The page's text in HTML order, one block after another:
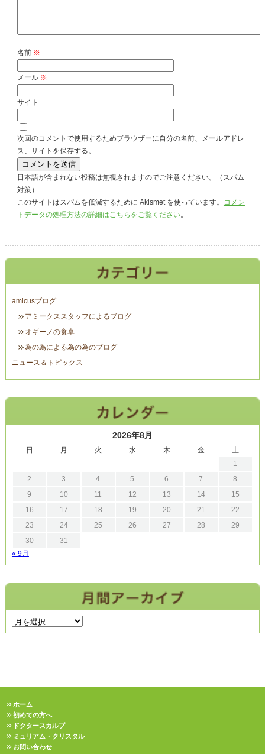
名前 ※
メール ※
サイト
次回のコメントで使用するためブラウザーに自分の名前、メールアドレ
ス、サイトを保存する。
日本語が含まれない投稿は無視されますのでご注意ください。（スパム
対策）
このサイトはスパムを低減するために Akismet を使っています。 コメン
トデータの処理方法の詳細はこちらをご覧ください。
amicusブログ
アミークススタッフによるブログ
オギーノの食卓
為の為による為の為のブログ
ニュース＆トピックス
2026年8月
日 月 火 水 木 金
土
1
2
3 4 5 6 7
8
9
10 11 12 13 14
15
16
17 18 19 20 21
22
23
24 25 26 27 28
29
30
31
« 9月
ホーム
初めての方へ
ドクタースカルプ
ミュリアム・クリスタル
お問い合わせ